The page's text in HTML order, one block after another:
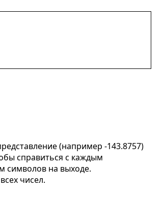
(например -143.8757)
справиться с каждым
символов на выходе.
чисел.